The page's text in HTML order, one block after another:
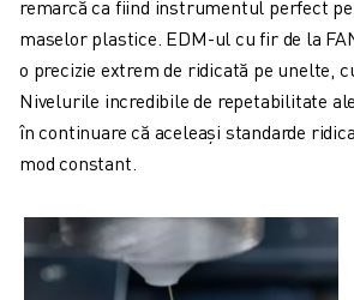
remarcă ca fiind instrumentul perfect
maselor plastice. EDM-ul cu fir de la
o precizie extrem de ridicată pe unelte,
Nivelurile incredibile de repetabilitate
în continuare că aceleași standarde
mod constant.